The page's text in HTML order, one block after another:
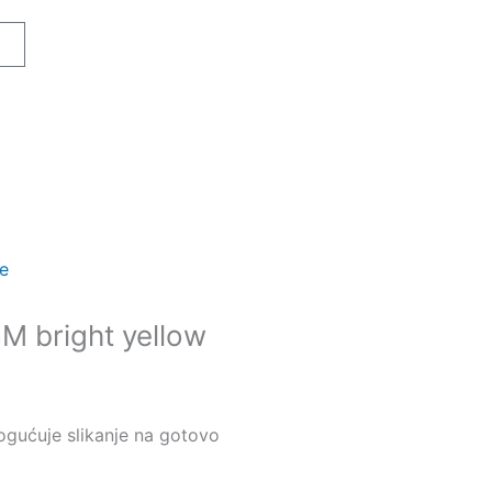
bright yellow
slikanje na gotovo